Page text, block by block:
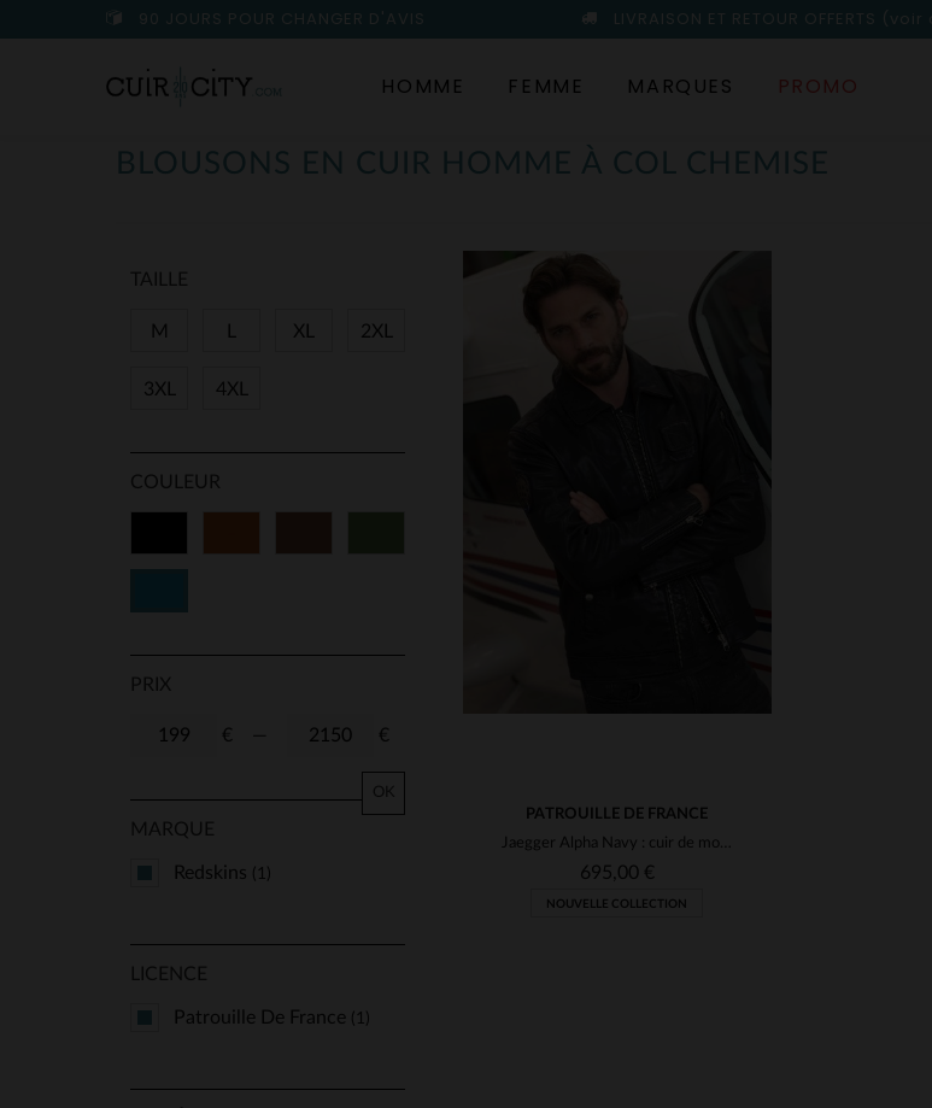
90 JOURS POUR CHANGER D'AVIS LIVRAISON ET RETOUR OFFERTS (voir
HOMME FEMME MARQUES PROMO
BLOUSONS EN CUIR HOMME À COL CHEMISE
TAILLE
M XL 2XL
3XL 4XL
COULEUR
PRIX
€ €
OK
MARQUE
Redskins (1)
LICENCE
Patrouille De France (1)
PATROUILLE DE FRANCE
Jaegger Alpha Navy : cuir de mouton bleu marine, aviateur élégant.
695,00 €
NOUVELLE COLLECTION